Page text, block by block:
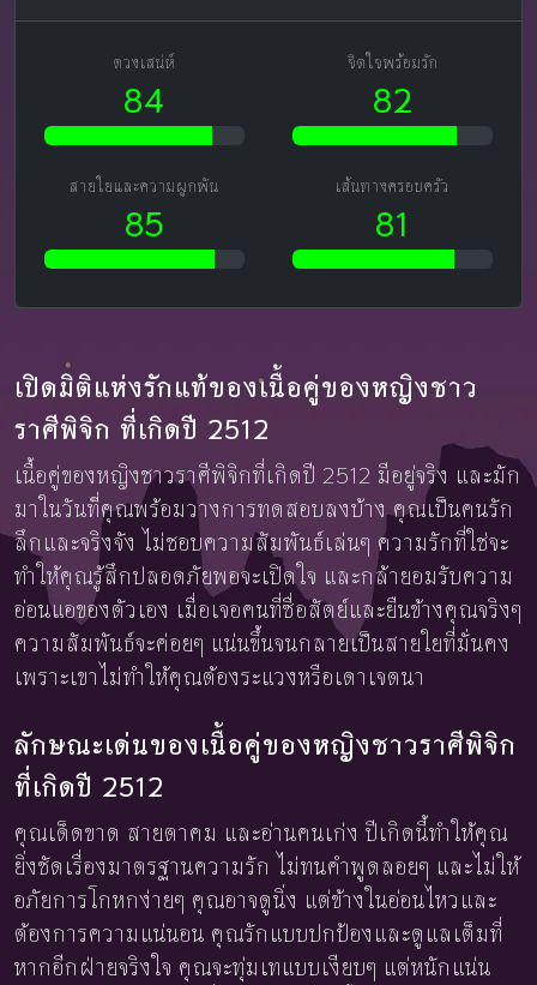
ดวงเสน่ห์
84
จิตใจพร้อมรัก
82
สายใยและความผูกพัน
85
เส้นทางครอบครัว
81
เปิดมิติแห่งรักแท้ของเนื้อคู่ของหญิงชาว
ราศีพิจิก ที่เกิดปี 2512
เนื้อคู่ของหญิงชาวราศีพิจิกที่เกิดปี 2512 มีอยู่จริง และมัก
มาในวันที่คุณพร้อมวางการทดสอบลงบ้าง คุณเป็นคนรัก
ลึกและจริงจัง ไม่ชอบความสัมพันธ์เล่นๆ ความรักที่ใช่จะ
ทำให้คุณรู้สึกปลอดภัยพอจะเปิดใจ และกล้ายอมรับความ
อ่อนแอของตัวเอง เมื่อเจอคนที่ซื่อสัตย์และยืนข้างคุณจริงๆ
ความสัมพันธ์จะค่อยๆ แน่นขึ้นจนกลายเป็นสายใยที่มั่นคง
เพราะเขาไม่ทำให้คุณต้องระแวงหรือเดาเจตนา
ลักษณะเด่นของเนื้อคู่ของหญิงชาวราศีพิจิก
ที่เกิดปี 2512
คุณเด็ดขาด สายตาคม และอ่านคนเก่ง ปีเกิดนี้ทำให้คุณ
ยิ่งชัดเรื่องมาตรฐานความรัก ไม่ทนคำพูดลอยๆ และไม่ให้
อภัยการโกหกง่ายๆ คุณอาจดูนิ่ง แต่ข้างในอ่อนไหวและ
ต้องการความแน่นอน คุณรักแบบปกป้องและดูแลเต็มที่
หากอีกฝ่ายจริงใจ คุณจะทุ่มเทแบบเงียบๆ แต่หนักแน่น